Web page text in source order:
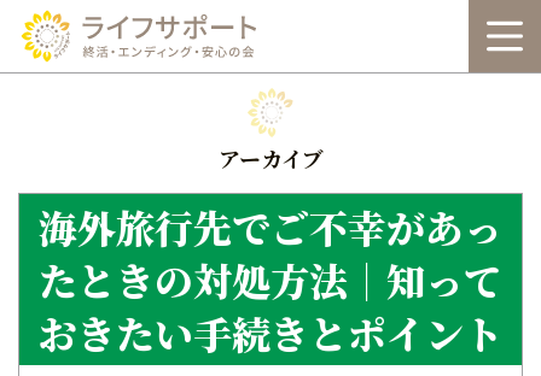
へ
アーカイブ
海外旅行先でご不幸があっ
たときの対処方法｜知って
おきたい手続きとポイント